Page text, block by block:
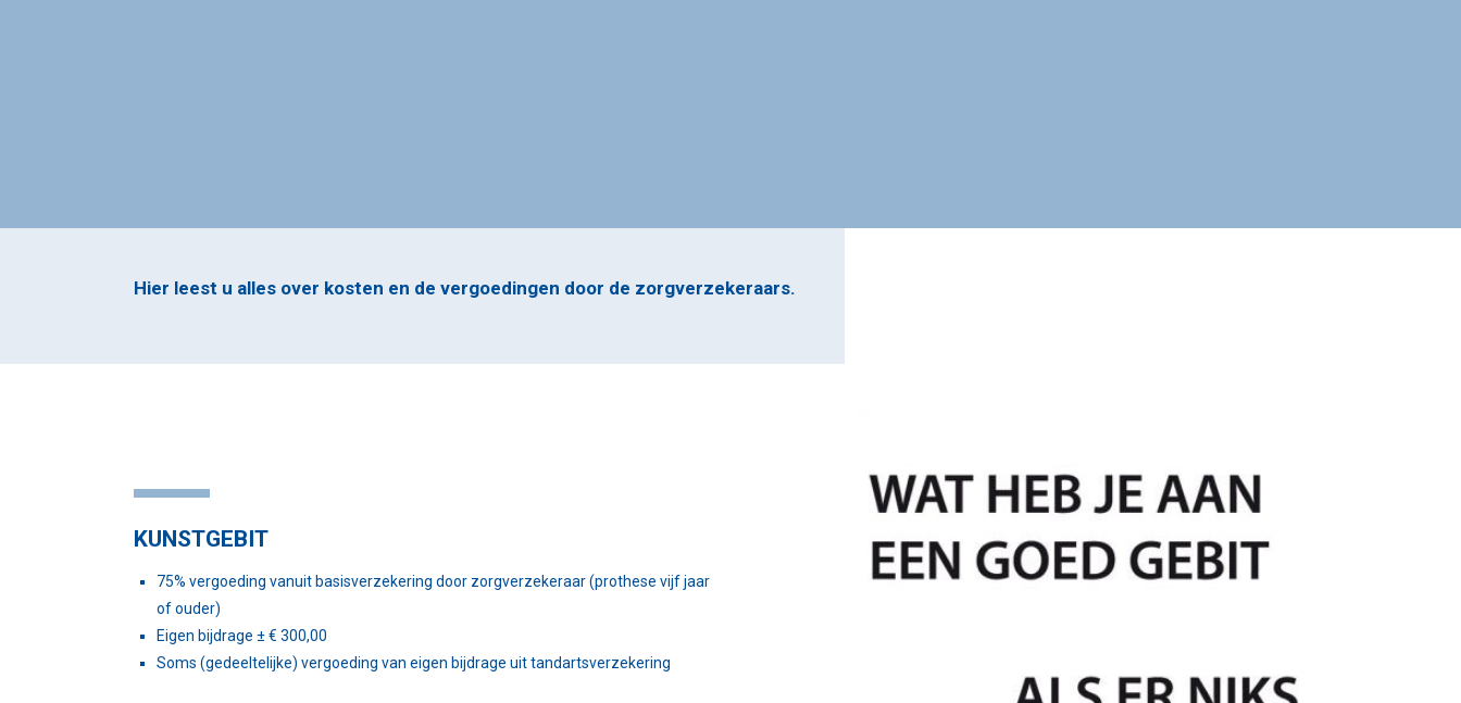
Hier leest u alles over kosten en de vergoedingen door de zorgverzekeraars.
KUNSTGEBIT
75% vergoeding vanuit basisverzekering door zorgverzekeraar (prothese vijf jaar
of ouder)
Eigen bijdrage ± € 300,00
Soms (gedeeltelijke) vergoeding van eigen bijdrage uit tandartsverzekering